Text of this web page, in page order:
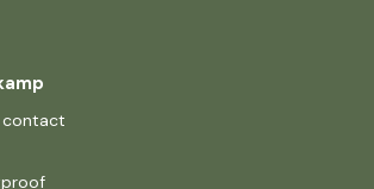
contact